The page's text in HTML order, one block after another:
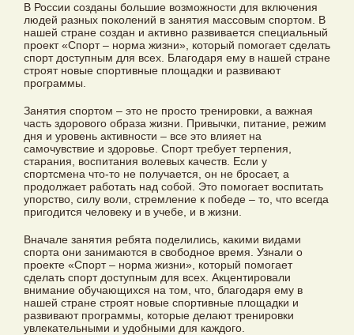
В России созданы большие возможности для включения
людей разных поколений в занятия массовым спортом. В
нашей стране создан и активно развивается специальный
проект «Спорт – норма жизни», который помогает сделать
спорт доступным для всех. Благодаря ему в нашей стране
строят новые спортивные площадки и развивают
программы.
Занятия спортом – это не просто тренировки, а важная
часть здорового образа жизни. Привычки, питание, режим
дня и уровень активности – все это влияет на
самочувствие и здоровье. Спорт требует терпения,
старания, воспитания волевых качеств. Если у
спортсмена что-то не получается, он не бросает, а
продолжает работать над собой. Это помогает воспитать
упорство, силу воли, стремление к победе – то, что всегда
пригодится человеку и в учебе, и в жизни.
Вначале занятия ребята поделились, какими видами
спорта они занимаются в свободное время. Узнали о
проекте «Спорт – норма жизни», который помогает
сделать спорт доступным для всех. Акцентировали
внимание обучающихся на том, что, благодаря ему в
нашей стране строят новые спортивные площадки и
развивают программы, которые делают тренировки
увлекательными и удобными для каждого.